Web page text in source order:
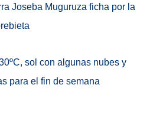
Joseba Muguruza ficha por la
sol con algunas nubes y
para el fin de semana